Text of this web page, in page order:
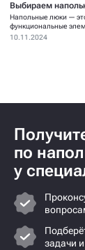
Выбираем
Напольные люки —
функциональные
устанавливаются для...
10.11.2024
по
у
задачи